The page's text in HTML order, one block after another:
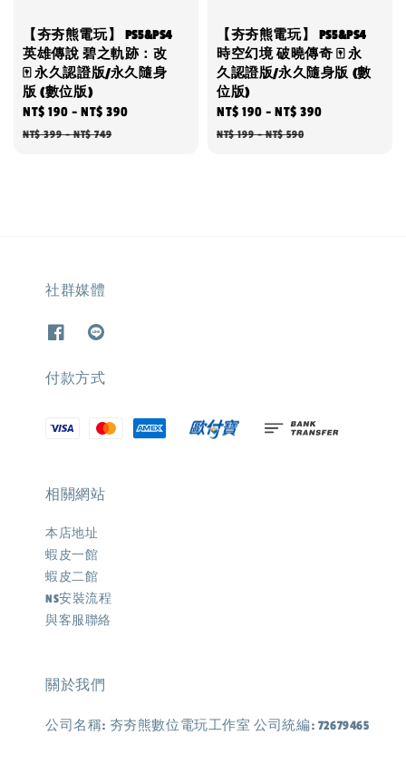
【夯夯熊電玩】 PS5&PS4
英雄傳說 碧之軌跡：改
🀄 永久認證版/永久隨身
版 (數位版)
Sale
price
NT$ 190 -NT$ 390
NT$ 399-NT$ 749
【夯夯熊電玩】 PS5&PS4
時空幻境 破曉傳奇 🀄 永
久認證版/永久隨身版 (數
位版)
Sale
price
NT$ 190 -NT$ 390
NT$ 199-NT$ 590
社群媒體
付款方式
相關網站
本店地址
蝦皮一館
蝦皮二館
NS安裝流程
與客服聯絡
關於我們
公司名稱: 夯夯熊數位電玩工作室 公司統編: 72679465